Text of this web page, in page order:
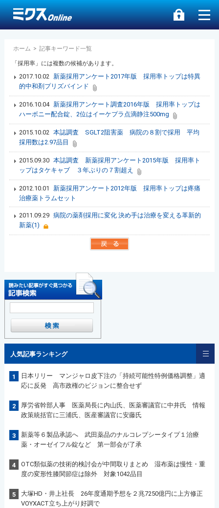
ホーム > 記事キーワード一覧
「採用率」には複数の候補があります。
2017.10.02
新薬採用アンケート2017年版 採用率トップは特異
的中和剤プリズバインド
2016.10.04
新薬採用アンケート調査2016年版 採用率トップは
ハーボニー配合錠、2位はイーケプラ点滴静注500mg
2015.10.02 本誌調査 SGLT2阻害薬 病院の８割で採用 平均
採用数は2.97品目
2015.09.30 本誌調査 新薬採用アンケート2015年版 採用率ト
ップはタケキャブ ３年ぶりの７割超え
2012.10.01
新薬採用アンケート2012年版 採用率トップは疼痛
治療薬トラムセット
2011.09.29 病院の薬剤採用に変化 決め手は治療を変える革新的
新薬(1)
人気記事ランキング
1
日本リリー マンジャロ皮下注の「持続可能性特例価格調整」適
応に反発 高市政権のビジョンに整合せず
2
厚労省幹部人事 医薬局長に内山氏、医薬審議官に中井氏 情報
政策統括官に三浦氏、医産審議官に安藤氏
3
新薬等６製品承認へ 武田薬品のナルコレプシータイプ１治療
薬・オーゼイフル錠など 第一部会が了承
4
OTC類似薬の技術的検討会が中間取りまとめ 湿布薬は慢性・重
度の変形性膝関節症は除外 対象1042品目
5
大塚HD・井上社長 26年度通期予想を２兆7250億円に上方修正
VOYXACT立ち上がり好調で